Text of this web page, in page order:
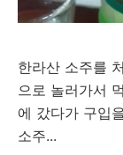
한라산 소주를
으로 놀러가서
에 갔다가 구입
소주...